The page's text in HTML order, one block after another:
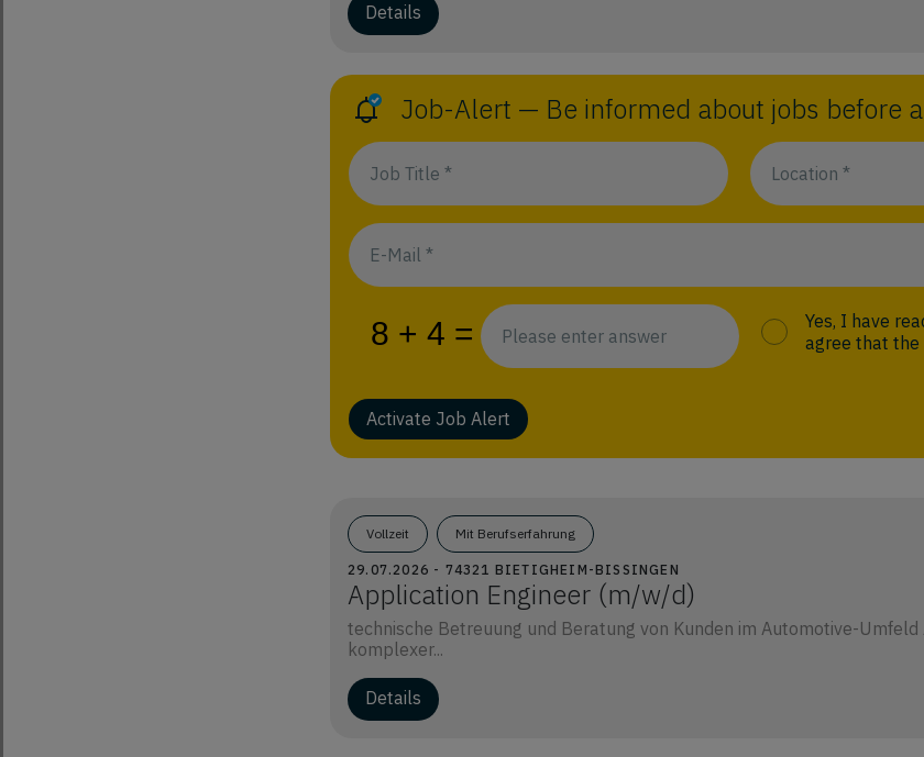
Details
Job-Alert — Be informed about jobs before
Yes, I have
agree that the
Activate Job Alert
Vollzeit Mit Berufserfahrung
29.07.2026 - 74321 BIETIGHEIM-BISSINGEN
Application Engineer (m/w/d)
technische Betreuung und Beratung von Kunden im Automotive-
komplexer...
Details